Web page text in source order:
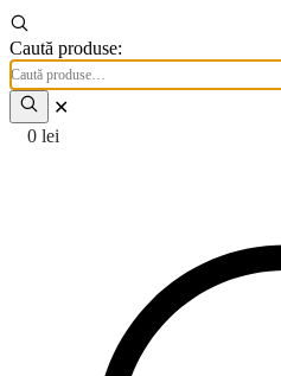
Caută produse:
✕
0 lei